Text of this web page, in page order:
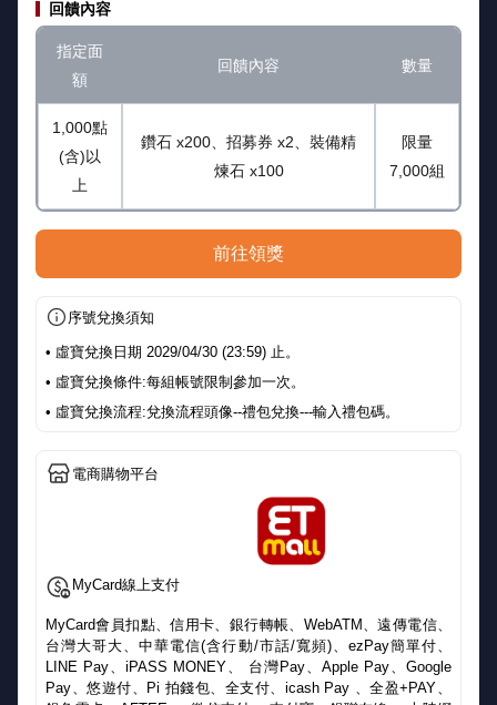
回饋內容
指定面
額
回饋內容 數量
1,000點
(含)以
上
鑽石 x200、招募券 x2、裝備精
煉石 x100
限量
7,000組
前往領獎
序號兌換須知
• 虛寶兌換日期 2029/04/30 (23:59) 止。
• 虛寶兌換條件:每組帳號限制參加一次。
• 虛寶兌換流程:兌換流程頭像--禮包兌換---輸入禮包碼。
電商購物平台
MyCard線上支付
MyCard會員扣點、信用卡、銀行轉帳、WebATM、遠傳電信、
台灣大哥大、中華電信(含行動/市話/寬頻)、ezPay簡單付、
LINE Pay、iPASS MONEY、 台灣Pay、Apple Pay、Google
Pay、悠遊付、Pi 拍錢包、全支付、icash Pay 、全盈+PAY、